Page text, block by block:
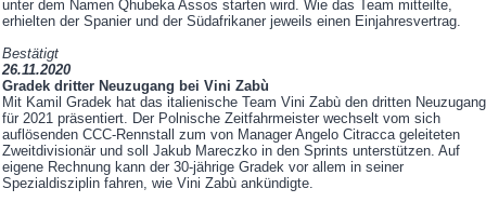
unter dem Namen Qhubeka Assos starten wird. Wie das Team mitteilte,
erhielten der Spanier und der Südafrikaner jeweils einen Einjahresvertrag.
Bestätigt
26.11.2020
Gradek dritter Neuzugang bei Vini Zabù
Mit Kamil Gradek hat das italienische Team Vini Zabù den dritten Neuzugang
für 2021 präsentiert. Der Polnische Zeitfahrmeister wechselt vom sich
auflösenden CCC-Rennstall zum von Manager Angelo Citracca geleiteten
Zweitdivisionär und soll Jakub Mareczko in den Sprints unterstützen. Auf
eigene Rechnung kann der 30-jährige Gradek vor allem in seiner
Spezialdisziplin fahren, wie Vini Zabù ankündigte.